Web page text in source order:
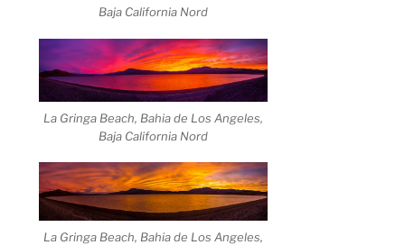
Baja California Nord
La Gringa Beach, Bahia de Los Angeles,
Baja California Nord
La Gringa Beach, Bahia de Los Angeles,